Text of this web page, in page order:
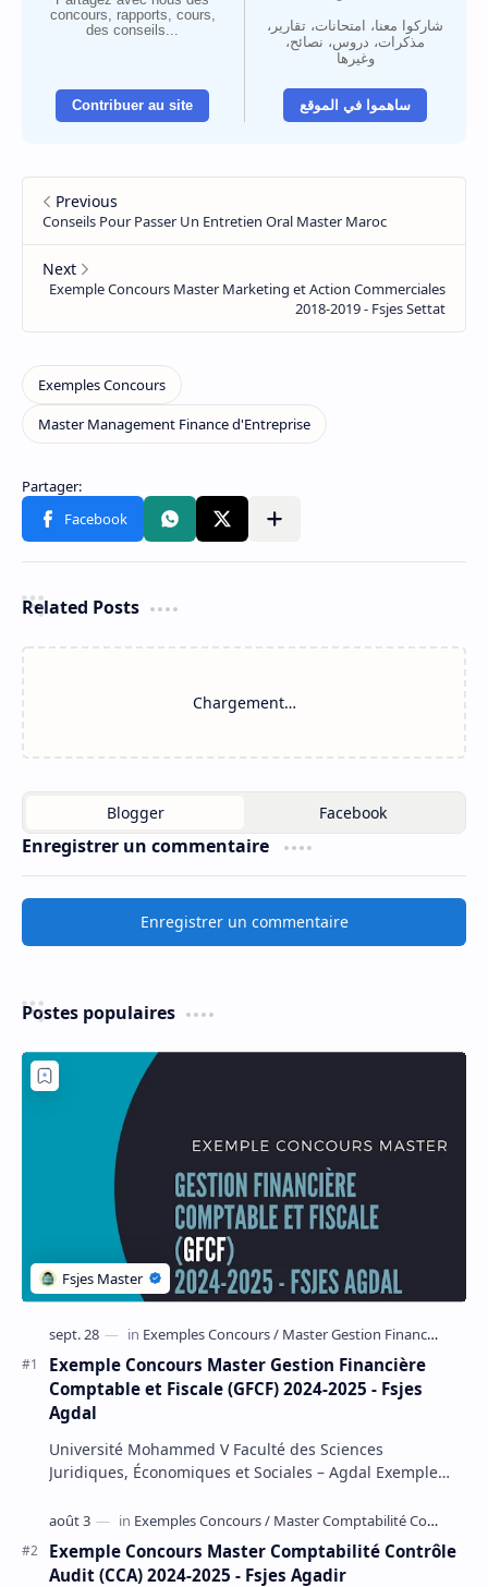
concours, rapports, cours,
des conseils...
Contribuer au site
شاركوا معنا، امتحانات، تقارير،
مذكرات، دروس، نصائح،
وغيرها
ساهموا في الموقع
Related Posts
Chargement…
Enregistrer un commentaire
Enregistrer un commentaire
Postes populaires
Exemple Concours Master Gestion Financière
Comptable et Fiscale (GFCF) 2024-2025 - Fsjes
Agdal
Université Mohammed V Faculté des Sciences
Juridiques, Économiques et Sociales – Agdal Exemple
Exemple Concours Master Comptabilité Contrôle
Audit (CCA) 2024-2025 - Fsjes Agadir